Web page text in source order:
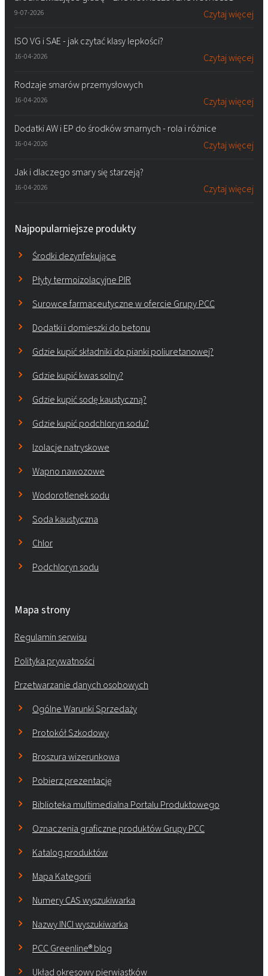
9-07-2026 Czytaj więcej
ISO VG i SAE - jak czytać klasy lepkości?
16-04-2026 Czytaj więcej
Rodzaje smarów przemysłowych
16-04-2026 Czytaj więcej
Dodatki AW i EP do środków smarnych - rola i różnice
16-04-2026 Czytaj więcej
Jak i dlaczego smary się starzeją?
16-04-2026 Czytaj więcej
Najpopularniejsze produkty
Środki dezynfekujące
Płyty termoizolacyjne PIR
Surowce farmaceutyczne w ofercie Grupy PCC
Dodatki i domieszki do betonu
Gdzie kupić składniki do pianki poliuretanowej?
Gdzie kupić kwas solny?
Gdzie kupić sodę kaustyczną?
Gdzie kupić podchloryn sodu?
Izolacje natryskowe
Wapno nawozowe
Wodorotlenek sodu
Soda kaustyczna
Chlor
Podchloryn sodu
Mapa strony
Regulamin serwisu
Polityka prywatności
Przetwarzanie danych osobowych
Ogólne Warunki Sprzedaży
Protokół Szkodowy
Broszura wizerunkowa
Pobierz prezentację
Biblioteka multimedialna Portalu Produktowego
Oznaczenia graficzne produktów Grupy PCC
Katalog produktów
Mapa Kategorii
Numery CAS wyszukiwarka
Nazwy INCI wyszukiwarka
PCC Greenline® blog
Układ okresowy pierwiastków